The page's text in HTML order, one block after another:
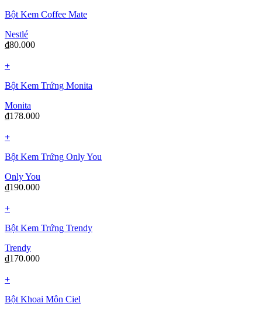
Bột Kem Coffee Mate
Nestlé
₫80.000
+
Bột Kem Trứng Monita
Monita
₫178.000
+
Bột Kem Trứng Only You
Only You
₫190.000
+
Bột Kem Trứng Trendy
Trendy
₫170.000
+
Bột Khoai Môn Ciel